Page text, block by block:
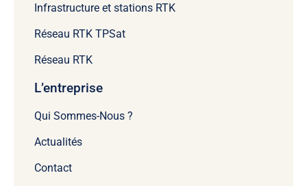
Infrastructure et stations RTK
Réseau RTK TPSat
Réseau RTK
L’entreprise
Qui Sommes-Nous ?
Actualités
Contact